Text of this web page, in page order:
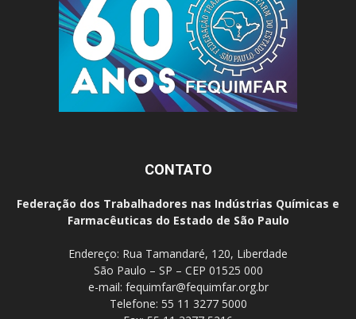
CONTATO
Federação dos Trabalhadores nas Indústrias Químicas e
Farmacêuticas do Estado de São Paulo
Endereço: Rua Tamandaré, 120, Liberdade
São Paulo – SP – CEP 01525 000
e-mail: fequimfar@fequimfar.org.br
Telefone: 55 11 3277 5000